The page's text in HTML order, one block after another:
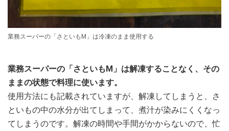
業務スーパーの「さといもM」は冷凍のまま使用する
業務スーパーの「さといもM」は解凍することなく、その
ままの状態で料理に使います。
使用方法にも記載されていますが、解凍してしまうと、さ
といもの中の水分が出てしまって、煮汁が染みにくくなっ
てしまうのです。解凍の時間や手間がかからないので、忙